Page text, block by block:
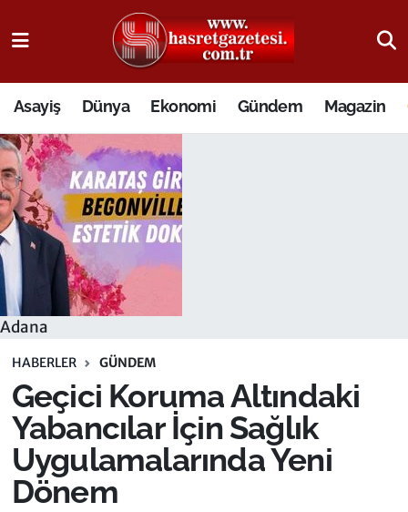
Asayiş Dünya Ekonomi Gündem Magazin
Adana
HABERLER GÜNDEM
Geçici Koruma Altındaki
Yabancılar İçin Sağlık
Uygulamalarında Yeni
Dönem
Osmaniye Nöbetçi Eczaneler
Osmaniye Hava Durumu
Osmaniye Trafik Yoğunluk Haritası
Süper Lig Puan Durumu ve Fikstür
Tüm Manşetler
Son Dakika Haberleri